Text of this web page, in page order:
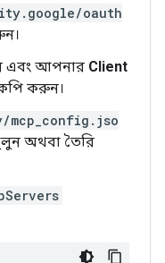
oauth
এবং আপনার Client
করুন।
অথবা তৈরি